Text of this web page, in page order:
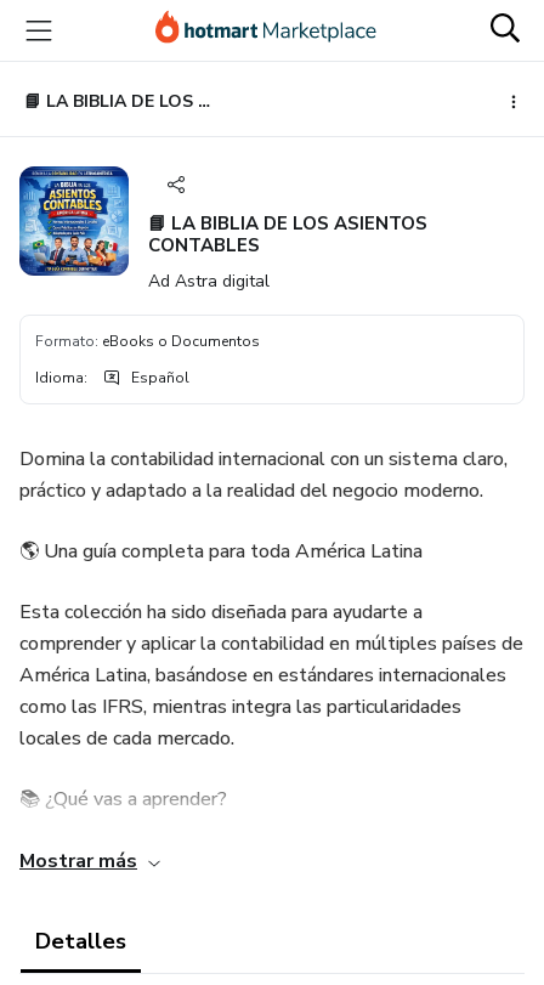
principal
página
de
página
📘 LA BIBLIA DE LOS ASIENTOS CONTABLES
📘 LA BIBLIA DE LOS ASIENTOS
CONTABLES
Ad Astra digital
Formato: eBooks o Documentos
Idioma: Español
Domina la contabilidad internacional con un sistema claro,
práctico y adaptado a la realidad del negocio moderno.
🌎 Una guía completa para toda América Latina
Esta colección ha sido diseñada para ayudarte a
comprender y aplicar la contabilidad en múltiples países de
América Latina, basándose en estándares internacionales
como las IFRS, mientras integra las particularidades
locales de cada mercado.
📚 ¿Qué vas a aprender?
✔️ Fundamentos esenciales: activos, pasivos, ingresos y
✔️ Registro correcto de operaciones mediante asientos
Mostrar más
Detalles